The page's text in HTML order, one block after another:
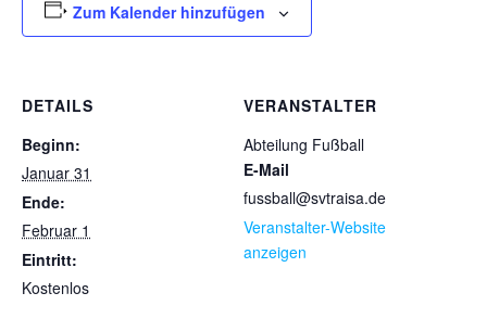
Zum Kalender hinzufügen
DETAILS
Beginn:
Januar 31
Ende:
Februar 1
Eintritt:
Kostenlos
VERANSTALTER
Abteilung Fußball
E-Mail
fussball@svtraisa.de
Veranstalter-Website
anzeigen